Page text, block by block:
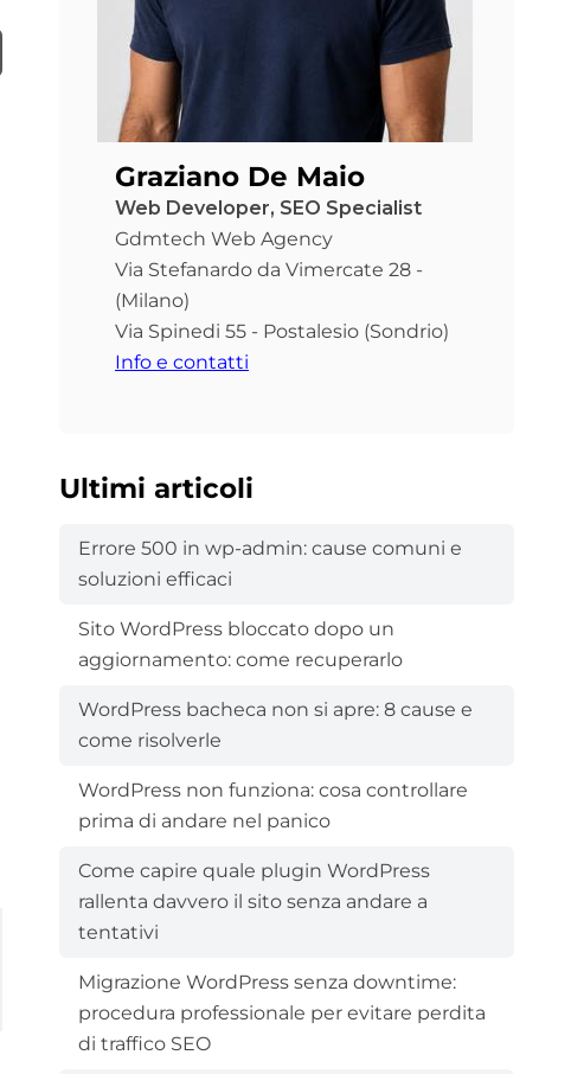
Graziano De Maio
Web Developer, SEO Specialist
Gdmtech Web Agency
Via Stefanardo da Vimercate 28 -
(Milano)
Via Spinedi 55 - Postalesio (Sondrio)
Info e contatti
Ultimi articoli
Errore 500 in wp-admin: cause comuni e
soluzioni efficaci
Sito WordPress bloccato dopo un
aggiornamento: come recuperarlo
WordPress bacheca non si apre: 8 cause e
come risolverle
WordPress non funziona: cosa controllare
prima di andare nel panico
Come capire quale plugin WordPress
rallenta davvero il sito senza andare a
tentativi
Migrazione WordPress senza downtime:
procedura professionale per evitare perdita
di traffico SEO